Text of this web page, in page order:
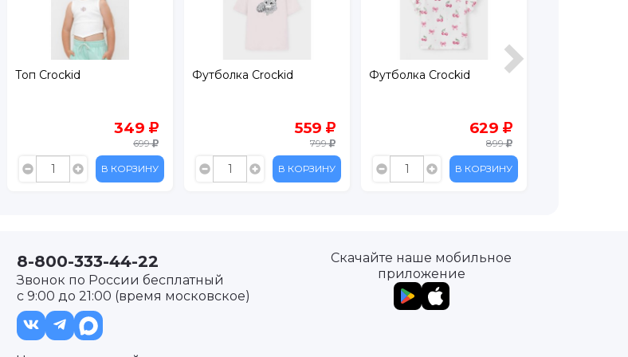
Топ Crockid
349
699
В КОРЗИНУ
Футболка Crockid
559
799
В КОРЗИНУ
Футболка Crockid
629
899
В КОРЗИНУ
8-800-333-44-22
Звонок по России бесплатный
с 9:00 до 21:00 (время московское)
Скачайте наше мобильное
приложение